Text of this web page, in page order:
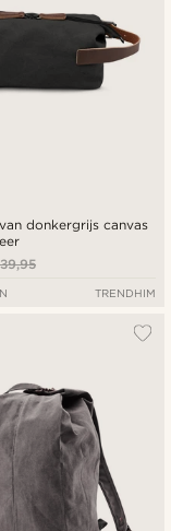
donkergrijs canvas
TRENDHIM